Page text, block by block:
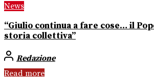
News
“Giulio continua a fare cose… il
storia collettiva”
Redazione
Read more